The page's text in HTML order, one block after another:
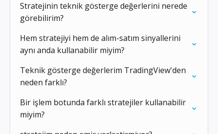
Stratejinin teknik gösterge değerlerini nerede
görebilirim?
Hem stratejiyi hem de alım-satım sinyallerini
aynı anda kullanabilir miyim?
Teknik gösterge değerlerim TradingView'den
neden farklı?
Bir işlem botunda farklı stratejiler kullanabilir
miyim?